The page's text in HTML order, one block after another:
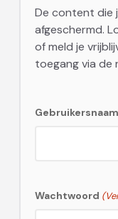
De content die
afgeschermd.
of meld je
toegang via de
Gebruikersnaam
Wachtwoord